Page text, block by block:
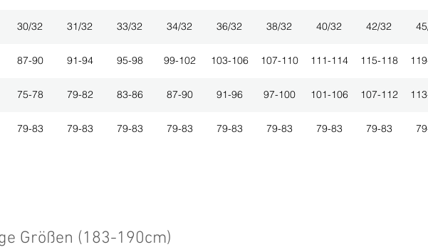
30/32 31/32 33/32 34/32 36/32 38/32 40/32 42/32
87-90 91-94 95-98 99-102 103-106 107-110 111-114 115-118
75-78 79-82 83-86 87-90 91-96 97-100 101-106 107-112
79-83 79-83 79-83 79-83 79-83 79-83 79-83 79-83
Größen (183-190cm)